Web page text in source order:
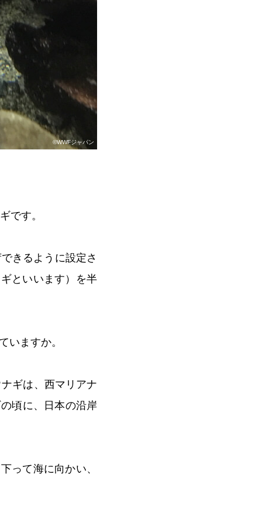
©WWFジャパン
です。
きるように設定さ
といいます）を半
いますか。
ギは、西マリアナ
頃に、日本の沿岸
って海に向かい、